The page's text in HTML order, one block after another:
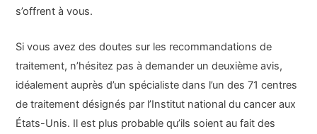
s’offrent à vous.
Si vous avez des doutes sur les recommandations de
traitement, n’hésitez pas à demander un deuxième avis,
idéalement auprès d’un spécialiste dans l’un des 71 centres
de traitement désignés par l’Institut national du cancer aux
États-Unis. Il est plus probable qu’ils soient au fait des